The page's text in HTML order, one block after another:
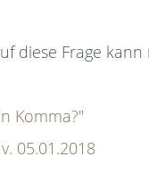
diese Frage kann
Komma?"
05.01.2018